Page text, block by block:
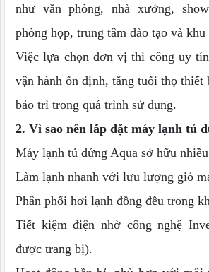
như văn phòng, nhà xưởng,
phòng họp, trung tâm đào tạo và
Việc lựa chọn đơn vị thi công uy
vận hành ổn định, tăng tuổi thọ
bảo trì trong quá trình sử dụng.
2. Vì sao nên lắp đặt máy lạnh tủ
Máy lạnh tủ đứng Aqua sở hữu
Làm lạnh nhanh với lưu lượng gió
Phân phối hơi lạnh đồng đều trong
Tiết kiệm điện nhờ công nghệ
được trang bị).